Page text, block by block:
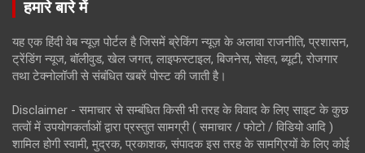
हमारे बारे में
यह एक हिंदी वेब न्यूज़ पोर्टल है जिसमें ब्रेकिंग न्यूज़ के अलावा राजनीति, प्रशासन,
ट्रेंडिंग न्यूज, बॉलीवुड, खेल जगत, लाइफस्टाइल, बिजनेस, सेहत, ब्यूटी, रोजगार
तथा टेक्नोलॉजी से संबंधित खबरें पोस्ट की जाती है।
Disclaimer - समाचार से सम्बंधित किसी भी तरह के विवाद के लिए साइट के कुछ
तत्वों में उपयोगकर्ताओं द्वारा प्रस्तुत सामग्री ( समाचार / फोटो / विडियो आदि )
शामिल होगी स्वामी, मुद्रक, प्रकाशक, संपादक इस तरह के सामग्रियों के लिए कोई